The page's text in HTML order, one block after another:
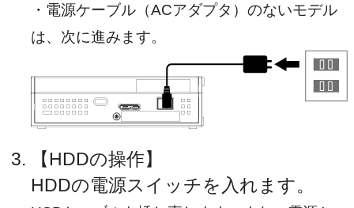
・電源ケーブル（ACアダプタ）のないモデル
は、次に進みます。
【HDDの操作】
HDDの電源スイッチを入れます。